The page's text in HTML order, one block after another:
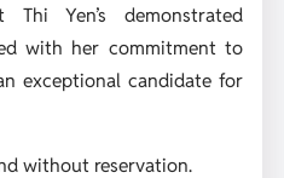
Yen’s demonstrated
with her commitment to
exceptional candidate for
without reservation.